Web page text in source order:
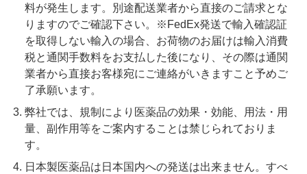
料が発生します。別途配送業者から直接のご請求とな
りますのでご確認下さい。※FedEx発送で輸入確認証
を取得しない輸入の場合、お荷物のお届けは輸入消費
税と通関手数料をお支払した後になり、その際は通関
業者から直接お客様宛にご連絡がいきますこと予めご
了承願います。
弊社では、規制により医薬品の効果・効能、用法・用
量、副作用等をご案内することは禁じられておりま
す。
日本製医薬品は日本国内への発送は出来ません。すべ